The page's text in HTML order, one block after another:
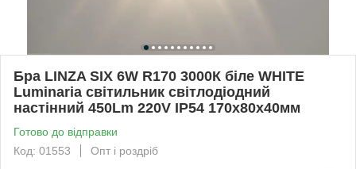
Бра LINZA SIX 6W R170 3000К біле WHITE
Luminaria світильник світлодіодний
настінний 450Lm 220V IP54 170х80х40мм
Готово до відправки
Код: 01553
Опт і роздріб